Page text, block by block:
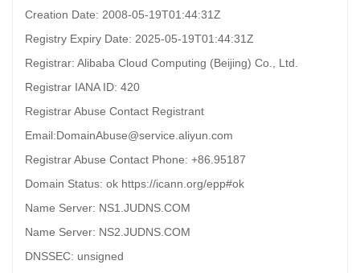
Creation Date: 2008-05-19T01:44:31Z
Registry Expiry Date: 2025-05-19T01:44:31Z
Registrar: Alibaba Cloud Computing (Beijing) Co., Ltd.
Registrar IANA ID: 420
Registrar Abuse Contact Registrant
Email:DomainAbuse@service.aliyun.com
Registrar Abuse Contact Phone: +86.95187
Domain Status: ok https://icann.org/epp#ok
Name Server: NS1.JUDNS.COM
Name Server: NS2.JUDNS.COM
DNSSEC: unsigned